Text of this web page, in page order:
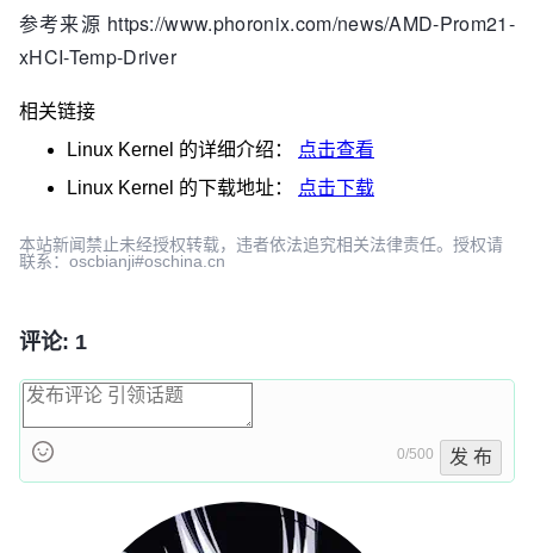
参考来源 https://www.phoronix.com/news/AMD-Prom21-
xHCI-Temp-Driver
相关链接
Linux Kernel 的详细介绍：
点击查看
Linux Kernel 的下载地址： 点击下载
本站新闻禁止未经授权转载，违者依法追究相关法律责任。授权请
联系：oscbianji#oschina.cn
评论: 1
0/500 发 布